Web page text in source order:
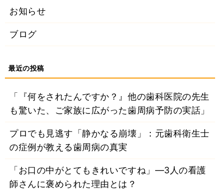
お知らせ
ブログ
「『何をされたんですか？』他の歯科医院の先生
も驚いた、ご家族に広がった歯周病予防の実話」
プロでも見逃す「静かなる崩壊」：元歯科衛生士
の症例が教える歯周病の真実
「お口の中がとてもきれいですね」―3人の看護
師さんに褒められた理由とは？